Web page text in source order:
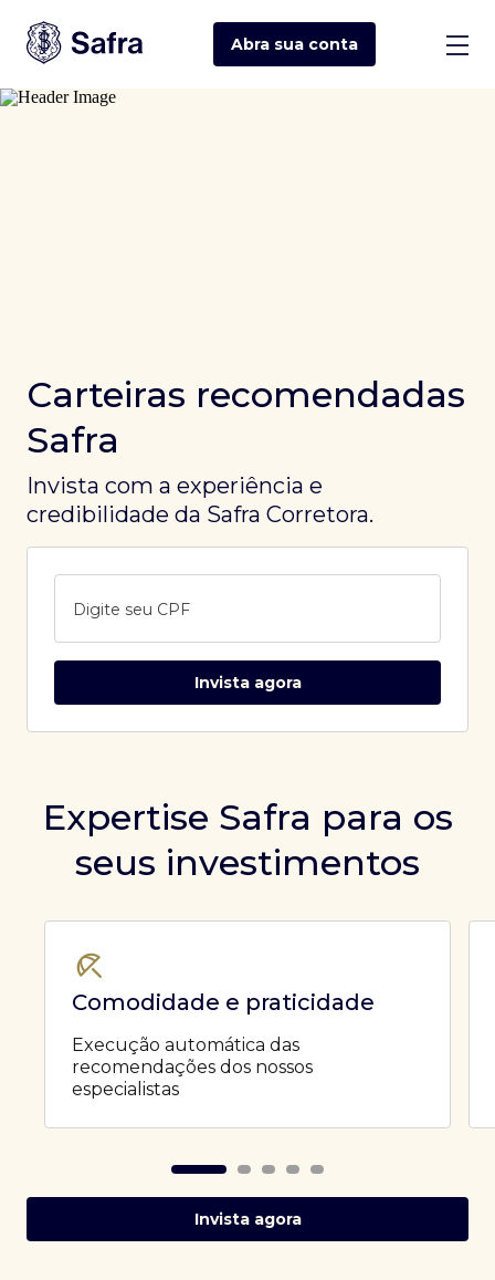
Abra sua conta
Carteiras recomendadas
Safra
Invista com a experiência e
credibilidade da Safra Corretora.
Digite seu CPF
Invista agora
Expertise Safra para os
seus investimentos
Comodidade e praticidade
Execução automática das
recomendações dos nossos
especialistas
Invista agora